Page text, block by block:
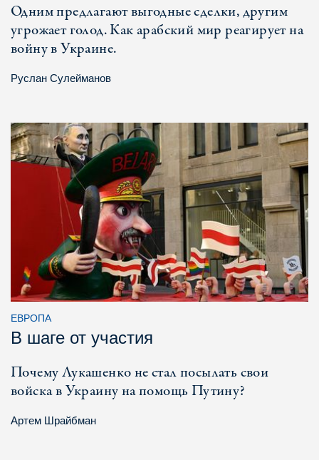
Одним предлагают выгодные сделки, другим
угрожает голод. Как арабский мир реагирует на
войну в Украине.
Руслан Сулейманов
ЕВРОПА
В шаге от участия
Почему Лукашенко не стал посылать свои
войска в Украину на помощь Путину?
Артем Шрайбман